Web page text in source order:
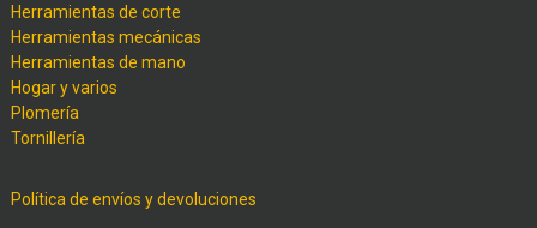
Herramientas de corte
Herramientas mecánicas
Herramientas de mano
Hogar y varios
Plomería
Tornillería
Política de envíos y devoluciones